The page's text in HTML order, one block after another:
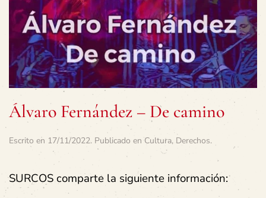
Álvaro Fernández – De camino
Escrito en 17/11/2022. Publicado en Cultura, Derechos.
SURCOS comparte la siguiente información: